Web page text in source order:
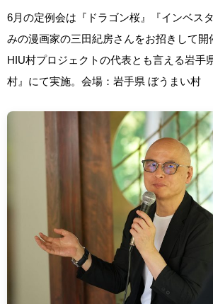
6月の定例会は『ドラゴン桜』『インベス
みの漫画家の三田紀房さんをお招きして開
HIU村プロジェクトの代表とも言える岩手
村』にて実施。 会場：岩手県 ぼうまい村